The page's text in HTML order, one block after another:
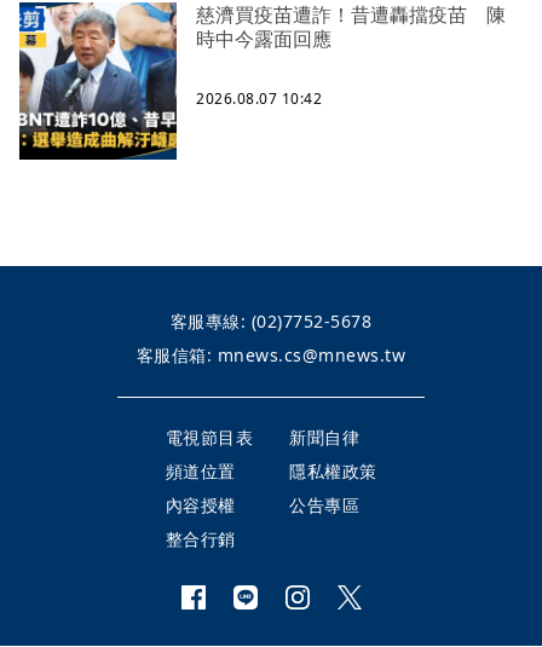
慈濟買疫苗遭詐！昔遭轟擋疫苗 陳
時中今露面回應
2026.08.07 10:42
客服專線: (02)7752-5678
客服信箱: mnews.cs@mnews.tw
電視節目表
新聞自律
頻道位置
隱私權政策
內容授權
公告專區
整合行銷